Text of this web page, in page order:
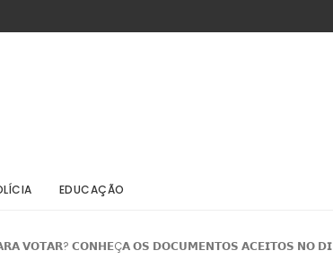
EDUCAÇÃO
𝗩𝗢𝗧𝗔𝗥? 𝗖𝗢𝗡𝗛𝗘Ç𝗔 𝗢𝗦 𝗗𝗢𝗖𝗨𝗠𝗘𝗡𝗧𝗢𝗦 𝗔𝗖𝗘𝗜𝗧𝗢𝗦 𝗡𝗢 𝗗𝗜